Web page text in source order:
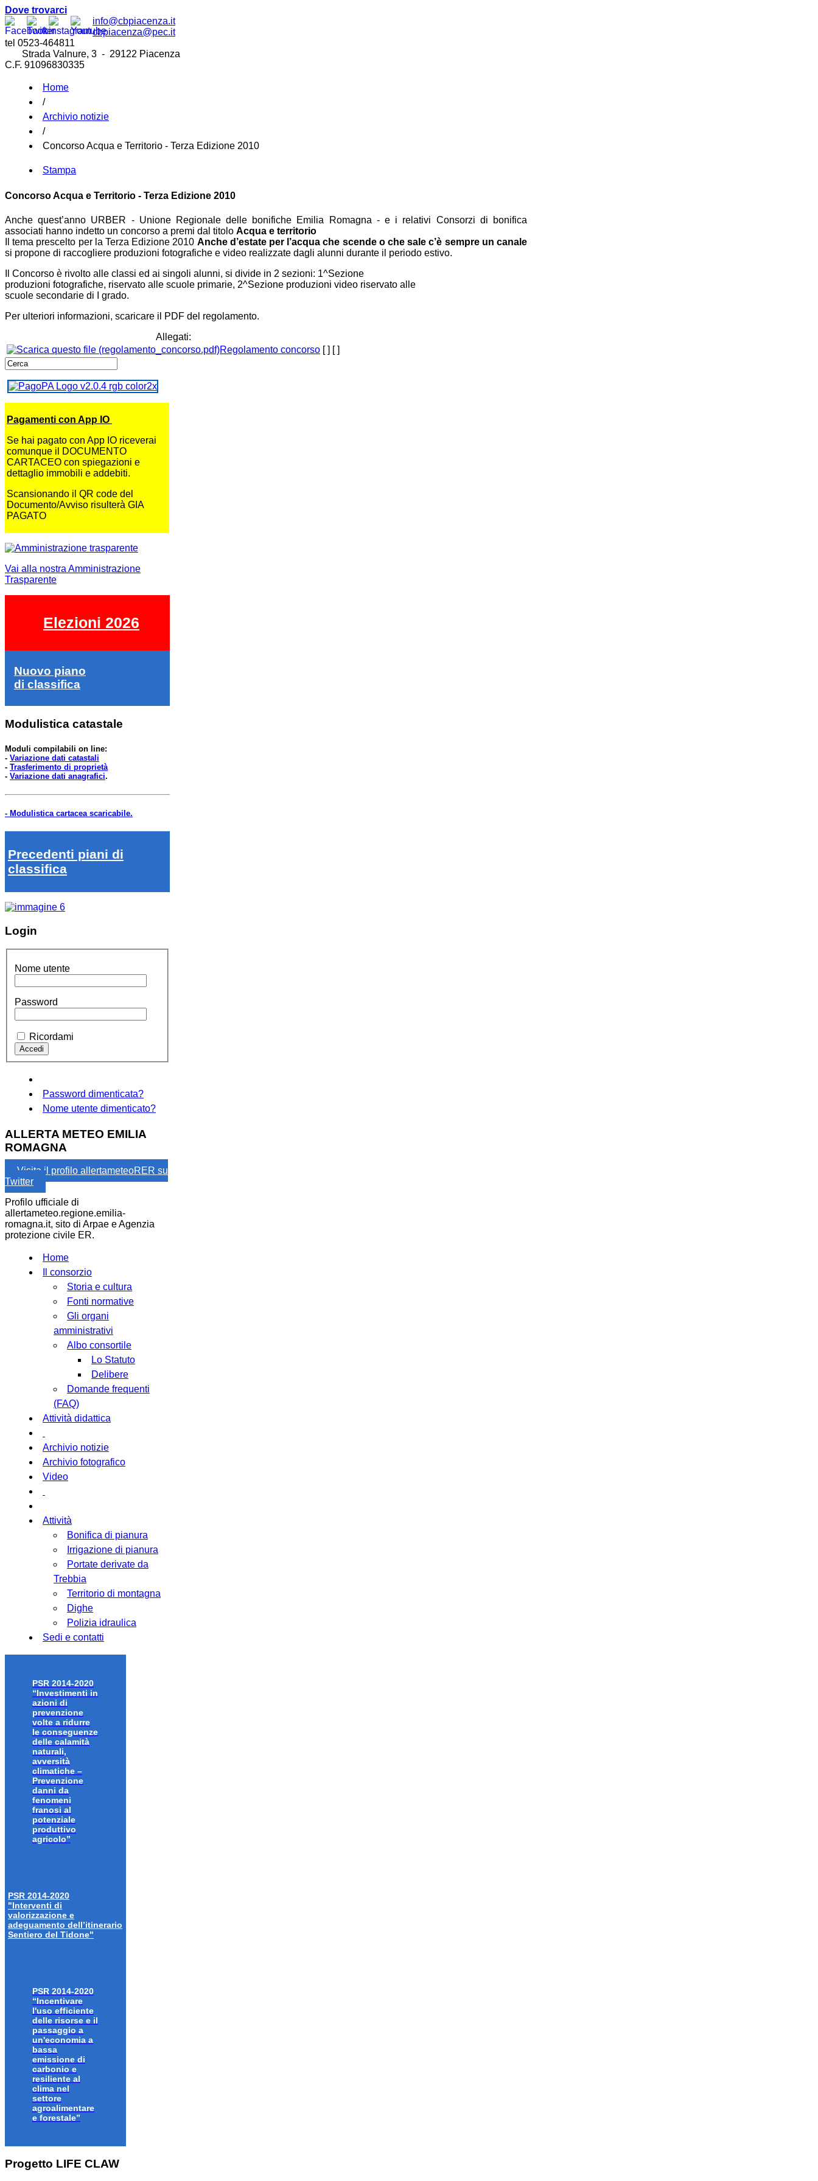
Dove trovarci
info@cbpiacenza.it
cbpiacenza@pec.it
tel 0523-464811
Strada Valnure, 3 - 29122 Piacenza
C.F. 91096830335
Home
/
Archivio notizie
/
Concorso Acqua e Territorio - Terza Edizione 2010
Stampa
Concorso Acqua e Territorio - Terza Edizione 2010
Anche quest’anno URBER - Unione Regionale delle bonifiche Emilia Romagna - e i relativi Consorzi di bonifica
associati hanno indetto un concorso a premi dal titolo Acqua e territorio
Il tema prescelto per la Terza Edizione 2010 Anche d’estate per l’acqua che scende o che sale c’è sempre un canale
si propone di raccogliere produzioni fotografiche e video realizzate dagli alunni durante il periodo estivo.
Il Concorso è rivolto alle classi ed ai singoli alunni, si divide in 2 sezioni: 1^Sezione
produzioni fotografiche, riservato alle scuole primarie, 2^Sezione produzioni video riservato alle
scuole secondarie di I grado.
Per ulteriori informazioni, scaricare il PDF del regolamento.
Allegati:
Regolamento concorso [ ] [ ]
Pagamenti con App IO
Se hai pagato con App IO riceverai
comunque il DOCUMENTO
CARTACEO con spiegazioni e
dettaglio immobili e addebiti.
Scansionando il QR code del
Documento/Avviso risulterà GIA
PAGATO
Vai alla nostra Amministrazione
Trasparente
Elezioni 2026
Nuovo piano
di classifica
Modulistica catastale
Moduli compilabili on line:
- Variazione dati catastali
- Trasferimento di proprietà
- Variazione dati anagrafici.
- Modulistica cartacea scaricabile.
Precedenti piani di
classifica
Login
Nome utente
Password
Ricordami
Password dimenticata?
Nome utente dimenticato?
ALLERTA METEO EMILIA
ROMAGNA
Visita il profilo allertameteoRER su
Twitter
Profilo ufficiale di
allertameteo.regione.emilia-
romagna.it, sito di Arpae e Agenzia
protezione civile ER.
Home
Il consorzio
Storia e cultura
Fonti normative
Gli organi
amministrativi
Albo consortile
Lo Statuto
Delibere
Domande frequenti
(FAQ)
Attività didattica
Archivio notizie
Archivio fotografico
Video
Attività
Bonifica di pianura
Irrigazione di pianura
Portate derivate da
Trebbia
Territorio di montagna
Dighe
Polizia idraulica
Sedi e contatti
PSR 2014-2020
“Investimenti in
azioni di
prevenzione
volte a ridurre
le conseguenze
delle calamità
naturali,
avversità
climatiche –
Prevenzione
danni da
fenomeni
franosi al
potenziale
produttivo
agricolo”
PSR 2014-2020
"Interventi di
valorizzazione e
adeguamento dell’itinerario
Sentiero del Tidone"
PSR 2014-2020
“Incentivare
l'uso efficiente
delle risorse e il
passaggio a
un'economia a
bassa
emissione di
carbonio e
resiliente al
clima nel
settore
agroalimentare
e forestale”
Progetto LIFE CLAW